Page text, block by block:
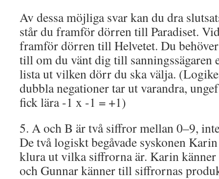
Av dessa möjliga svar kan du dra
står du framför dörren till Paradiset.
framför dörren till Helvetet. Du
till om du vänt dig till sanningssägaren
lista ut vilken dörr du ska välja.
dubbla negationer tar ut varandra,
fick lära -1 x -1 = +1)
5. A och B är två siffror mellan 0–9,
De två logiskt begåvade syskonen
klura ut vilka siffrorna är. Karin
och Gunnar känner till siffrornas